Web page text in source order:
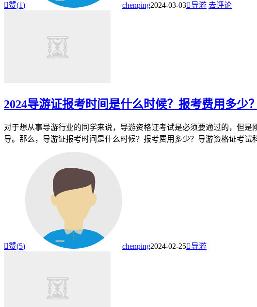
赞(1) chenping2024-03-03导游 去评论
2024导游证报考时间是什么时候？报考费用多少
对于想从事导游行业的同学来说，导游资格证考试是必须要通过的，但
导。那么，导游证报考时间是什么时候？报考费用多少？导游资格证考试
赞(5) chenping2024-02-25导游